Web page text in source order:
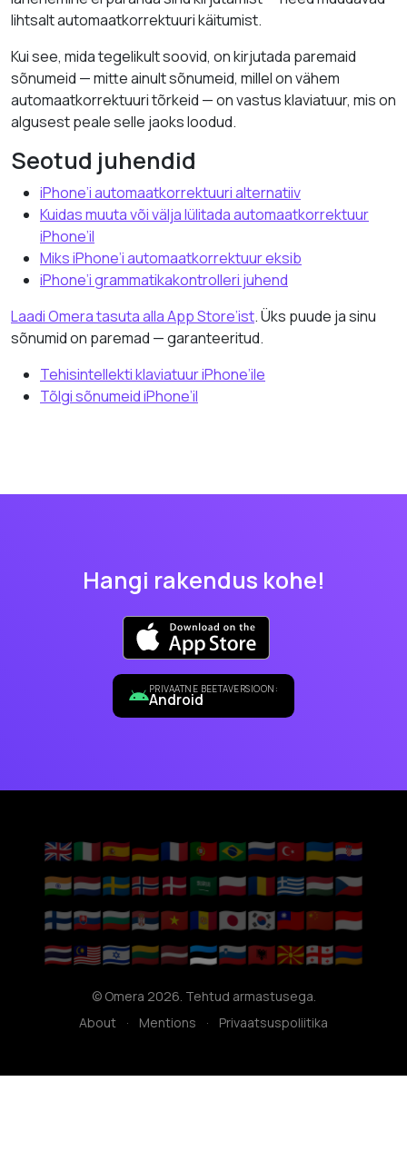
lihtsalt automaatkorrektuuri käitumist.
Kui see, mida tegelikult soovid, on kirjutada paremaid
sõnumeid — mitte ainult sõnumeid, millel on vähem
automaatkorrektuuri tõrkeid — on vastus klaviatuur, mis on
algusest peale selle jaoks loodud.
Seotud juhendid
iPhone’i automaatkorrektuuri alternatiiv
Kuidas muuta või välja lülitada automaatkorrektuur
iPhone’il
Miks iPhone’i automaatkorrektuur eksib
iPhone’i grammatikakontrolleri juhend
Laadi Omera tasuta alla App Store’ist. Üks puude ja sinu
sõnumid on paremad — garanteeritud.
Tehisintellekti klaviatuur iPhone’ile
Tõlgi sõnumeid iPhone’il
Hangi rakendus kohe!
PRIVAATNE BEETAVERSIOON:
Android
🇬🇧🇮🇹🇪🇸🇩🇪🇫🇷🇵🇹🇧🇷🇷🇺🇹🇷🇺🇦🇭🇷
🇮🇳🇳🇱🇸🇪🇳🇴🇩🇰🇸🇦🇵🇱🇷🇴🇬🇷🇭🇺🇨🇿
🇫🇮🇸🇰🇧🇬🇷🇸🇻🇳🇦🇩🇯🇵🇰🇷🇹🇼🇨🇳🇮🇩
🇹🇭🇲🇾🇮🇱🇱🇹🇱🇻🇪🇪🇸🇮🇦🇱🇲🇰🇬🇪🇦🇲
© Omera 2026. Tehtud armastusega.
About
· Mentions · Privaatsuspoliitika